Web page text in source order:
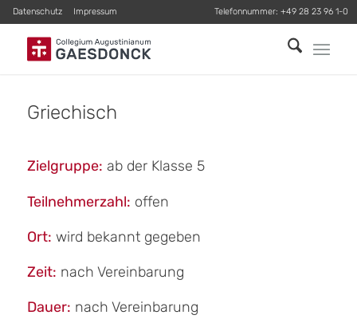
Datenschutz Impressum Telefonnummer: +49 28 23 96 1-0
Griechisch
Zielgruppe: ab der Klasse 5
Teilnehmerzahl: offen
Ort: wird bekannt gegeben
Zeit: nach Vereinbarung
Dauer: nach Vereinbarung